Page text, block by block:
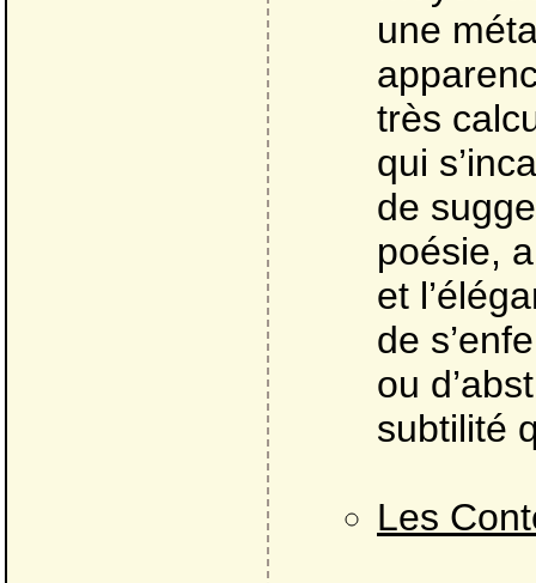
une
très
qui
de
poésie,
et
de
ou
subtilité
Les